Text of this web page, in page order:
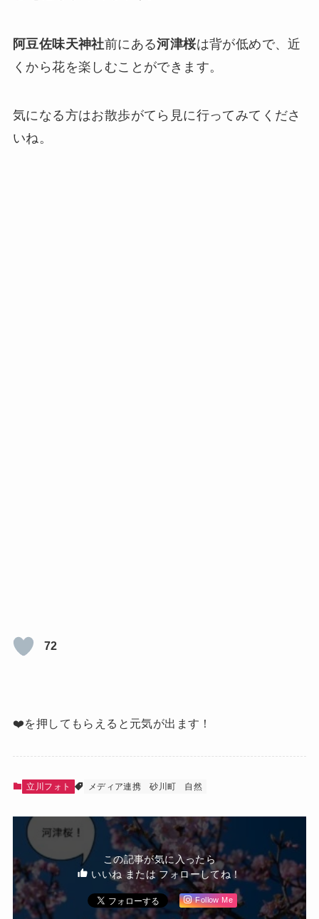
阿豆佐味天神社前にある河津桜は背が低めで、近
くから花を楽しむことができます。
気になる方はお散歩がてら見に行ってみてくださ
いね。
72
❤️を押してもらえると元気が出ます！
立川フォト メディア連携 砂川町 自然
この記事が気に入ったら
いいね または フォローしてね！
Follow Me